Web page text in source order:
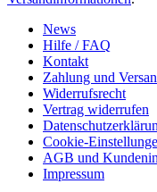
News
Hilfe / FAQ
Kontakt
Zahlung und
Widerrufsrecht
Vertrag widerrufen
Cookie-
AGB und
Impressum